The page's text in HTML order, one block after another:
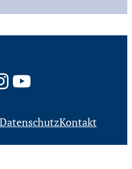
YouTube
DatenschutzKontakt